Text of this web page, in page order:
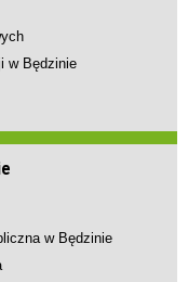
w Będzinie
w Będzinie